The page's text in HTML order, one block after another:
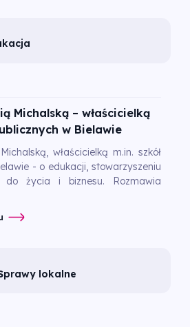
Michalską – właścicielką
w Bielawie
właścicielką m.in. szkół
- o edukacji, stowarzyszeniu
do życia i biznesu. Rozmawia
lokalne